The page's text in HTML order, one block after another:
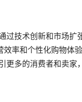
过技术创新和市场扩
效率和个性化购物体
更多的消费者和卖家